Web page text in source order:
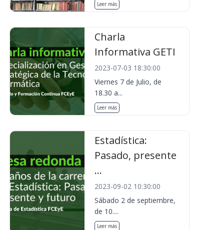
Leer más
Charla
Informativa GETI
2023-07-03 18:30:00
Viernes 7 de Julio, de
18.30 a...
Leer más
Estadística:
Pasado, presente
...
2023-09-02 10:30:00
Sábado 2 de septiembre,
de 10....
Leer más